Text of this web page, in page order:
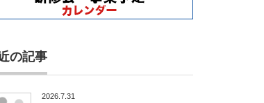
の記事
2026.7.31